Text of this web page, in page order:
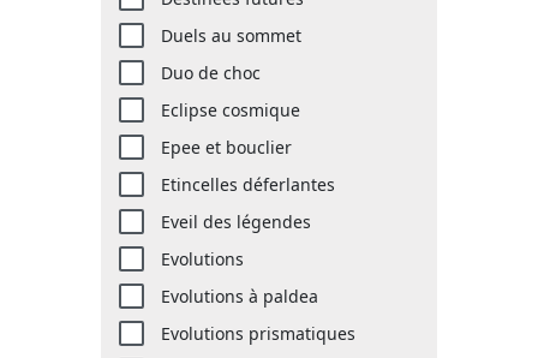
Duels au sommet
Duo de choc
Eclipse cosmique
Epee et bouclier
Etincelles déferlantes
Eveil des légendes
Evolutions
Evolutions à paldea
Evolutions prismatiques